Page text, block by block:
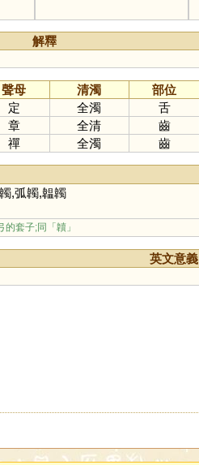
解釋
聲母 清濁 部位
定
全濁 舌
章
全清 齒
禪
全濁 齒
,弧韣,韞韣
的套子;同「韥 」
英文意義